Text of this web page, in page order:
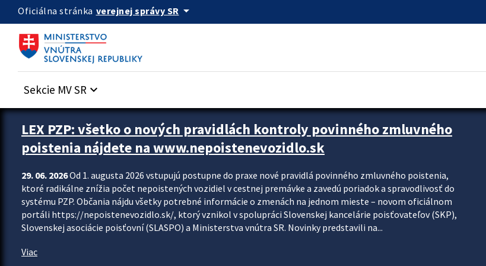
Preskocit na hlavný obsah
Oficiálna stránka verejnej správy SR arrow_drop_down
Sekcie MV SR keyboard_arrow_down
Zastavit automatický posun upútavok
LEX PZP: všetko o nových pravidlách kontroly povinného zmluvného
poistenia nájdete na www.nepoistenevozidlo.sk
29. 06. 2026Od 1. augusta 2026 vstupujú postupne do praxe nové pravidlá povinného zmluvného poistenia,
ktoré radikálne znížia počet nepoistených vozidiel v cestnej premávke a zavedú poriadok a spravodlivosť do
systému PZP. Občania nájdu všetky potrebné informácie o zmenách na jednom mieste – novom oficiálnom
portáli https://nepoistenevozidlo.sk/, ktorý vznikol v spolupráci Slovenskej kancelárie poisťovateľov (SKP),
Slovenskej asociácie poisťovní (SLASPO) a Ministerstva vnútra SR. Novinky predstavili na...
Viac